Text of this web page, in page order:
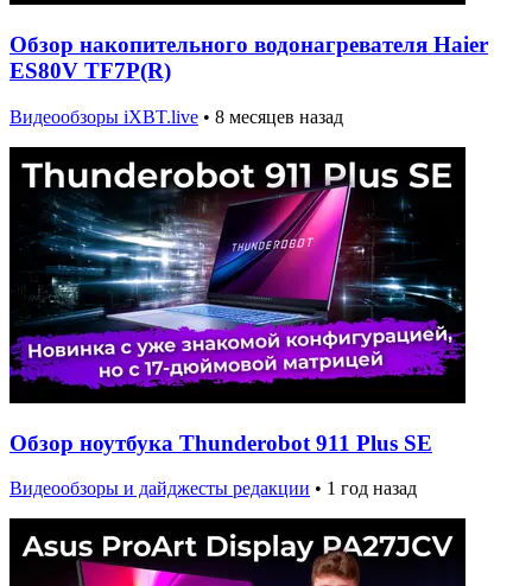
Обзор накопительного водонагревателя Haier
ES80V TF7P(R)
Видеообзоры iXBT.live • 8 месяцев назад
Обзор ноутбука Thunderobot 911 Plus SE
Видеообзоры и дайджесты редакции • 1 год назад